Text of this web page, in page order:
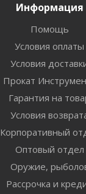
Информация
Помощь
Условия оплаты
Условия
Прокат
Гарантия на
Условия
Корпоративный
Оптовый отдел
Оружие,
Рассрочка и